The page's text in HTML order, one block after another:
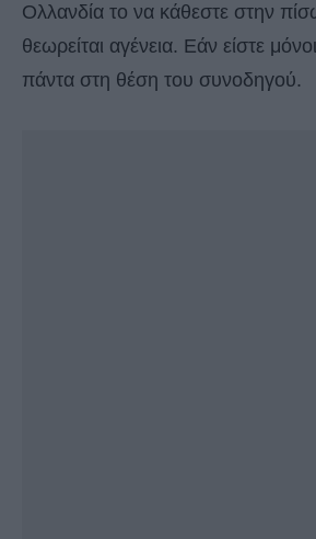
Ολλανδία το να κάθεστε στην
θεωρείται αγένεια. Εάν είστε
πάντα στη θέση του συνοδηγού.